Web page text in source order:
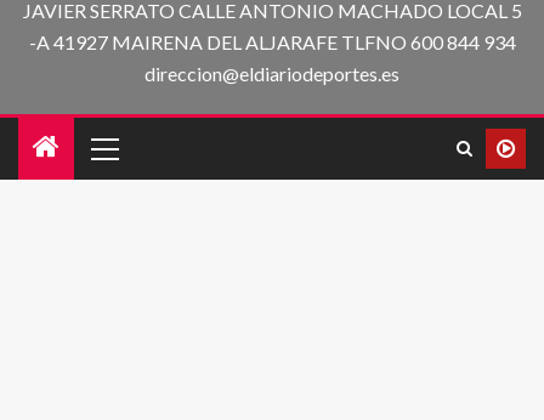
JAVIER SERRATO CALLE ANTONIO MACHADO LOCAL 5
-A 41927 MAIRENA DEL ALJARAFE TLFNO 600 844 934
direccion@eldiariodeportes.es